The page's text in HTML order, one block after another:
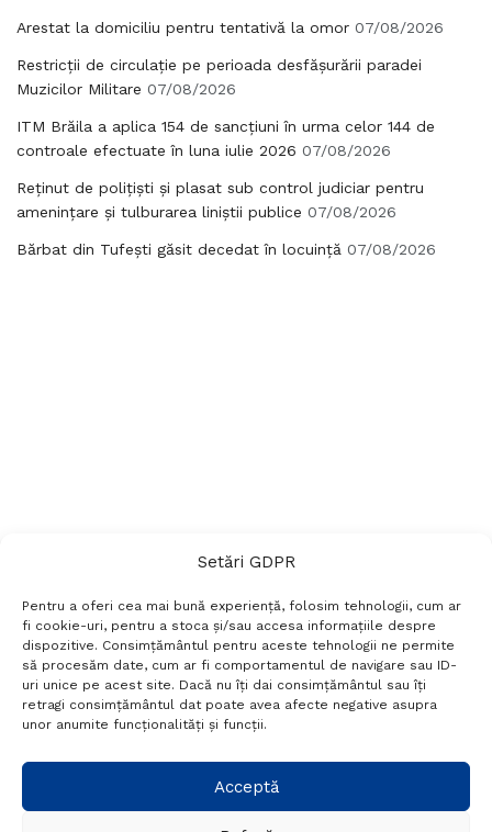
Setări GDPR
Pentru a oferi cea mai bună experiență, folosim tehnologii, cum ar
fi cookie-uri, pentru a stoca și/sau accesa informațiile despre
dispozitive. Consimțământul pentru aceste tehnologii ne permite
să procesăm date, cum ar fi comportamentul de navigare sau ID-
uri unice pe acest site. Dacă nu îți dai consimțământul sau îți
retragi consimțământul dat poate avea afecte negative asupra
unor anumite funcționalități și funcții.
Acceptă
Arestat la domiciliu pentru tentativă la omor 07/08/2026
Restricții de circulație pe perioada desfășurării paradei
Muzicilor Militare 07/08/2026
ITM Brăila a aplica 154 de sancțiuni în urma celor 144 de
controale efectuate în luna iulie 2026 07/08/2026
Reținut de polițiști și plasat sub control judiciar pentru
amenințare și tulburarea liniștii publice 07/08/2026
Bărbat din Tufești găsit decedat în locuință 07/08/2026
Termeni si conditii
Politică de confidențialitate
Politica cookies
Setări GDPR
+40 788 760 194